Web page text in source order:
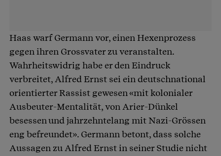
Haas warf Germann vor, einen Hexenprozess
gegen ihren Grossvater zu veranstalten.
Wahrheitswidrig habe er den Eindruck
verbreitet, Alfred Ernst sei ein deutschnational
orientierter Rassist gewesen «mit kolonialer
Ausbeuter-Mentalität, von Arier-Dünkel
besessen und jahrzehntelang mit Nazi-Grössen
eng befreundet». Germann betont, dass solche
Aussagen zu Alfred Ernst in seiner Studie nicht